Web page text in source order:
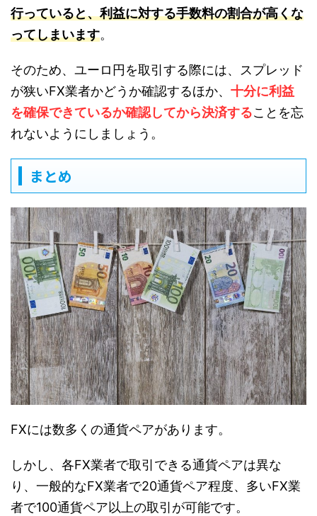
行っていると、利益に対する手数料の割合が高くな
ってしまいます。
そのため、ユーロ円を取引する際には、スプレッド
が狭いFX業者かどうか確認するほか、 十分に利益
を確保できているか確認してから決済することを忘
れないようにしましょう。
まとめ
FXには数多くの通貨ペアがあります。
しかし、各FX業者で取引できる通貨ペアは異な
り、一般的なFX業者で20通貨ペア程度、多いFX業
者で100通貨ペア以上の取引が可能です。